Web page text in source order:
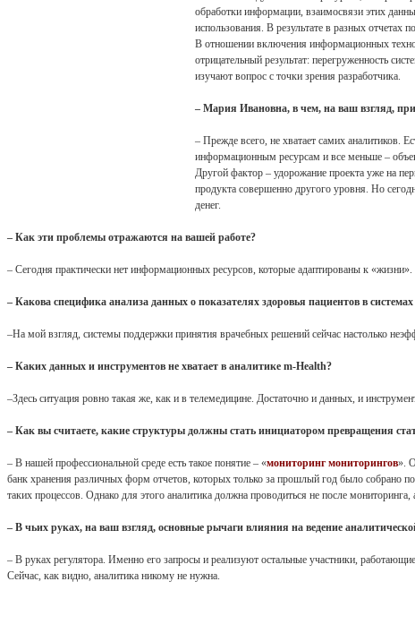
обработки информации, взаимосвязи этих
использования. В результате в разных отчетах
В отношении включения информационных
отрицательный результат: перегруженность
изучают вопрос с точки зрения разработчика.
– Мария Ивановна, в чем, на ваш взгляд,
– Прежде всего, не хватает самих аналитиков.
информационным ресурсам и все меньше –
Другой фактор – удорожание проекта уже на
продукта совершенно другого уровня. Но
денег.
– Как эти проблемы отражаются на вашей работе?
– Сегодня практически нет информационных ресурсов, которые адаптированы к
– Какова специфика анализа данных о показателях здоровья пациентов в
–На мой взгляд, системы поддержки принятия врачебных решений сейчас настолько
– Каких данных и инструментов не хватает в аналитике m-Health?
–Здесь ситуация ровно такая же, как и в телемедицине. Достаточно и данных, и
– Как вы считаете, какие структуры должны стать инициатором превращения
– В нашей профессиональной среде есть такое понятие – «мониторинг мониторингов».
банк хранения различных форм отчетов, которых только за прошлый год было собрано
таких процессов. Однако для этого аналитика должна проводиться не после мониторинга,
– В чьих руках, на ваш взгляд, основные рычаги влияния на ведение
– В руках регулятора. Именно его запросы и реализуют остальные участники,
Сейчас, как видно, аналитика никому не нужна.